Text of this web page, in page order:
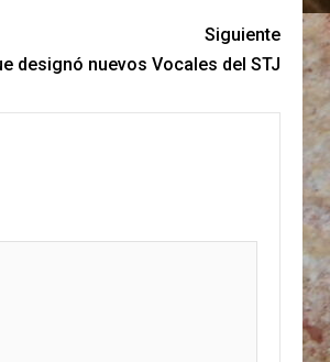
Siguiente
designó nuevos Vocales del STJ